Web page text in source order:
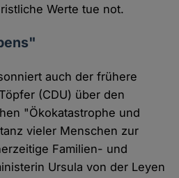
Werte tue not.
auch der frühere
(CDU) über den
"Ökokatastrophe und
vieler Menschen zur
Familien- und
Ursula von der Leyen